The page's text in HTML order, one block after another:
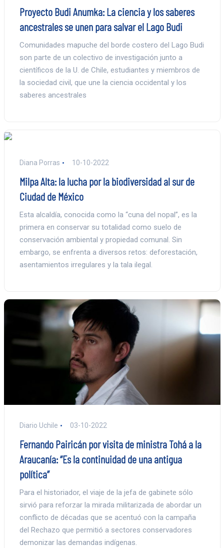
Proyecto Budi Anumka: La ciencia y los saberes
ancestrales se unen para salvar el Lago Budi
Comunidades mapuche del borde costero del Lago Budi
son parte de un colectivo de investigación junto a
científicos de la U. de Chile, estudiantes y miembros de
la sociedad civil, que une la ciencia occidental y los
saberes ancestrales
Diana Porras 10-10-2022
Milpa Alta: la lucha por la biodiversidad al sur de
Ciudad de México
Esta alcaldía, conocida como la “cuna del nopal”, es la
primera en conservar su totalidad como suelo de
conservación ambiental y propiedad comunal. Sin
embargo, se enfrenta a diversos retos: deforestación,
asentamientos irregulares y la tala ilegal.
Diario Uchile 03-10-2022
Fernando Pairicán por visita de ministra Tohá a la
Araucanía: “Es la continuidad de una antigua
política”
Para el historiador, el viaje de la jefa de gabinete sólo
sirvió para reforzar la mirada militarizada de abordar un
conflicto de décadas que se acentuó con la campaña
del Rechazo que permitió a sectores conservadores
demonizar las demandas indígenas.